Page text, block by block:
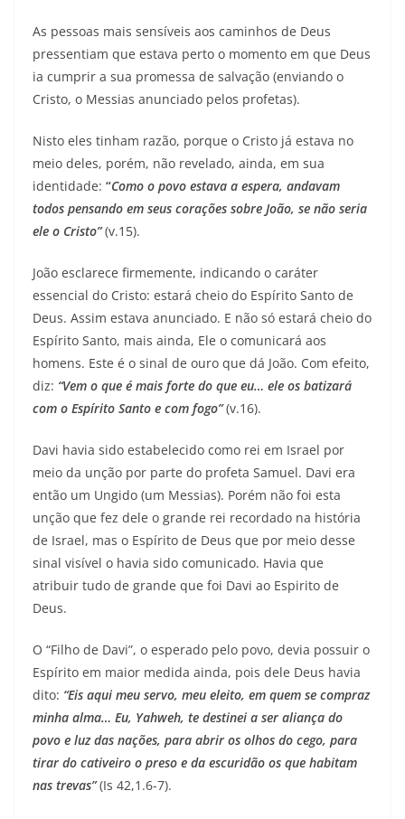
As pessoas mais sensíveis aos caminhos de Deus
pressentiam que estava perto o momento em que Deus
ia cumprir a sua promessa de salvação (enviando o
Cristo, o Messias anunciado pelos profetas).
Nisto eles tinham razão, porque o Cristo já estava no
meio deles, porém, não revelado, ainda, em sua
identidade: “Como o povo estava a espera, andavam
todos pensando em seus corações sobre João, se não seria
ele o Cristo”(v.15).
João esclarece firmemente, indicando o caráter
essencial do Cristo: estará cheio do Espírito Santo de
Deus. Assim estava anunciado. E não só estará cheio do
Espírito Santo, mais ainda, Ele o comunicará aos
homens. Este é o sinal de ouro que dá João. Com efeito,
diz: “Vem o que é mais forte do que eu… ele os batizará
com o Espírito Santo e com fogo”(v.16).
Davi havia sido estabelecido como rei em Israel por
meio da unção por parte do profeta Samuel. Davi era
então um Ungido (um Messias). Porém não foi esta
unção que fez dele o grande rei recordado na história
de Israel, mas o Espírito de Deus que por meio desse
sinal visível o havia sido comunicado. Havia que
atribuir tudo de grande que foi Davi ao Espirito de
Deus.
O “Filho de Davi”, o esperado pelo povo, devia possuir o
Espírito em maior medida ainda, pois dele Deus havia
dito: “Eis aqui meu servo, meu eleito, em quem se compraz
minha alma… Eu, Yahweh, te destinei a ser aliança do
povo e luz das nações, para abrir os olhos do cego, para
tirar do cativeiro o preso e da escuridão os que habitam
nas trevas” (Is 42,1.6-7).